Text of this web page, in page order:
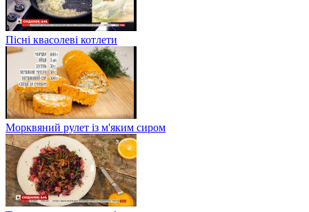
Пісні квасолеві котлети
Морквяний рулет із м'яким сиром